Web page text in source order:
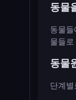
동물
동물
물들
동물
단계